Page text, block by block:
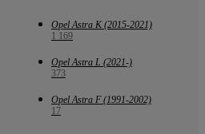
Opel Astra K (2015-2021)
1 169
Opel Astra L (2021-)
373
Opel Astra F (1991-2002)
17